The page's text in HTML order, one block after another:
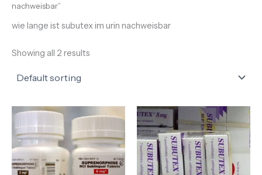
nachweisbar”
wie lange ist subutex im urin nachweisbar
Showing all 2 results
range:
€ 85.00
through
€ 175.00
Price
range:
€ 75.00
through
€ 230.00